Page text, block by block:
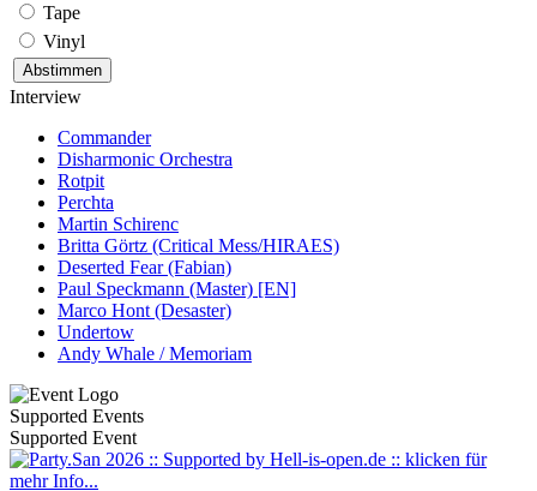
Tape
Vinyl
Interview
Commander
Disharmonic Orchestra
Rotpit
Perchta
Martin Schirenc
Britta Görtz (Critical Mess/HIRAES)
Deserted Fear (Fabian)
Paul Speckmann (Master) [EN]
Marco Hont (Desaster)
Undertow
Andy Whale / Memoriam
Supported Events
Supported Event